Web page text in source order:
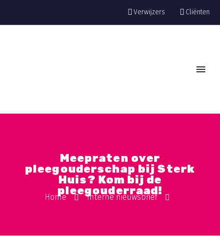
Verwijzers Cliënten
Meepraten over
pleegouderschap bij Sterk
Huis? Kom bij de
pleegouderraad!
Home
Interne nieuwsbrief